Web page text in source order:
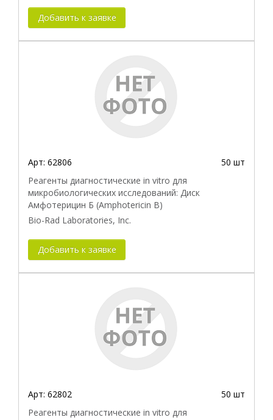
Добавить к заявке
Арт: 62806
50 шт
Реагенты диагностические in vitro для
микробиологических исследований: Диск
Амфотерицин Б (Amphotericin В)
Bio-Rad Laboratories, Inc.
Добавить к заявке
Арт: 62802
50 шт
Реагенты диагностические in vitro для